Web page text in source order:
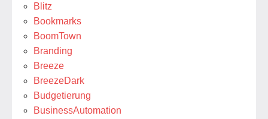
Blitz
Bookmarks
BoomTown
Branding
Breeze
BreezeDark
Budgetierung
BusinessAutomation